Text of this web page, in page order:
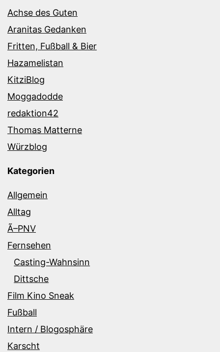
Achse des Guten
Aranitas Gedanken
Fritten, Fußball & Bier
Hazamelistan
KitziBlog
Moggadodde
redaktion42
Thomas Matterne
Würzblog
Kategorien
Allgemein
Alltag
Ã–PNV
Fernsehen
Casting-Wahnsinn
Dittsche
Film Kino Sneak
Fußball
Intern / Blogosphäre
Karscht